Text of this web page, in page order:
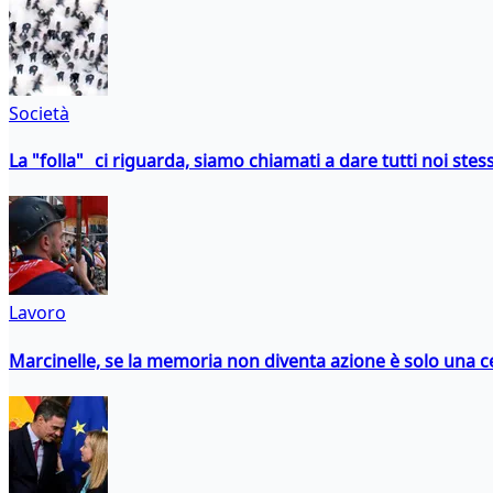
Società
La "folla" ci riguarda, siamo chiamati a dare tutti noi
Lavoro
Marcinelle, se la memoria non diventa azione è solo una